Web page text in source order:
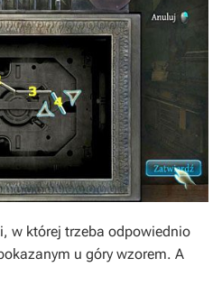
w której trzeba odpowiednio
u góry wzorem. A